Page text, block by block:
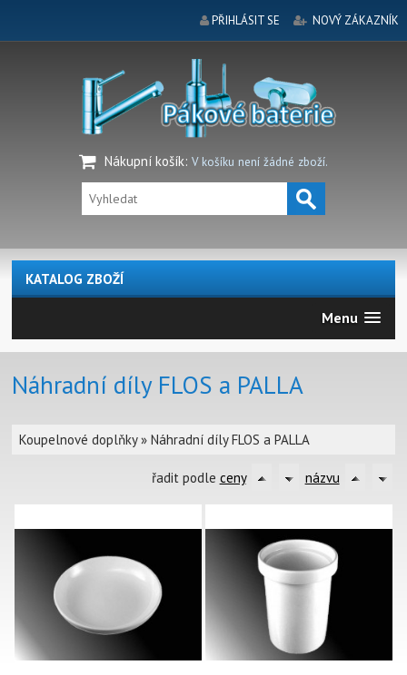
PŘIHLÁSIT SE NOVÝ ZÁKAZNÍK
Nákupní košík: V košíku není žádné zboží.
KATALOG ZBOŽÍ
Menu
Náhradní díly FLOS a PALLA
Koupelnové doplňky»Náhradní díly FLOS a PALLA
řadit podle ceny názvu